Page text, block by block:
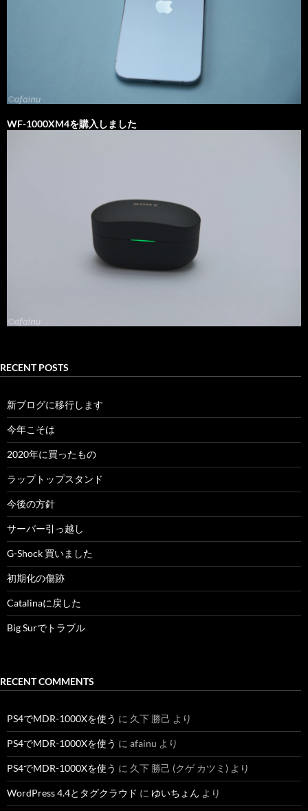
WF-1000XM4を購入しました
RECENT POSTS
新ブログに移行します
今年こそは
2020年に買ったもの
ラップトップスタンド
今後の方針
サーバー引っ越し
G-Shock 買いました
初期化の傷跡
Catalinaに戻した
Big Surでトラブル
RECENT COMMENTS
PS4でMDR-1000Xを使う に 久下 勝己 より
PS4でMDR-1000Xを使う に afainu より
PS4でMDR-1000Xを使う に 久下 勝己 (クゲ カツミ) より
WordPress 4.4とタグクラウド に ゆいちょん より